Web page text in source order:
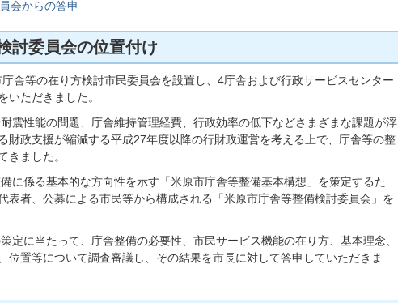
会からの答申
討委員会の位置付け
舎等の在り方検討市民委員会を設置し、4庁舎および行政サービスセンター
いただきました。
震性能の問題、庁舎維持管理経費、行政効率の低下などさまざまな課題が浮
財政支援が縮減する平成27年度以降の行財政運営を考える上で、庁舎等の整
きました。
に係る基本的な方向性を示す「米原市庁舎等整備基本構想」を策定するた
表者、公募による市民等から構成される「米原市庁舎等整備検討委員会」を
定に当たって、庁舎整備の必要性、市民サービス機能の在り方、基本理念、
位置等について調査審議し、その結果を市長に対して答申していただきま